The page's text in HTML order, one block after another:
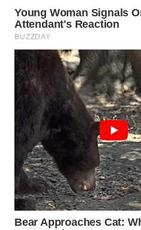
SUMEDANG
CIANJUR
WN
KEPULAUAN
SERIBU
WN
TANGERANG
WN
BINJAI